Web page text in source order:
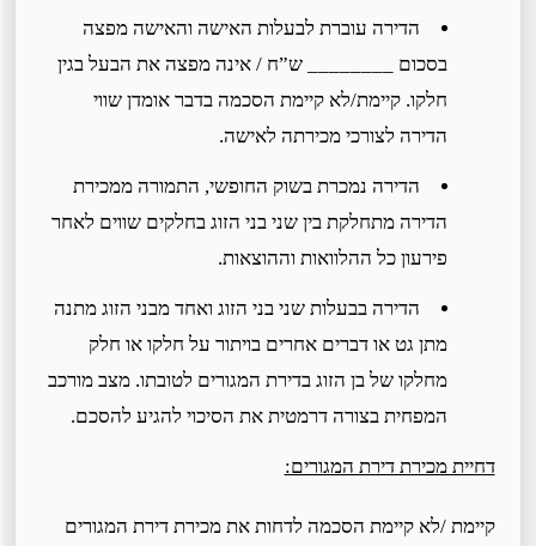
הדירה עוברת לבעלות האישה והאישה מפצה
בסכום ________ ש”ח / אינה מפצה את הבעל בגין
חלקו. קיימת/לא קיימת הסכמה בדבר אומדן שווי
הדירה לצורכי מכירתה לאישה.
הדירה נמכרת בשוק החופשי, התמורה ממכירת
הדירה מתחלקת בין שני בני הזוג בחלקים שווים לאחר
פירעון כל ההלוואות וההוצאות.
הדירה בבעלות שני בני הזוג ואחד מבני הזוג מתנה
מתן גט או דברים אחרים בויתור על חלקו או חלק
מחלקו של בן הזוג בדירת המגורים לטובתו. מצב מורכב
המפחית בצורה דרמטית את הסיכוי להגיע להסכם.
דחיית מכירת דירת המגורים:
קיימת /לא קיימת הסכמה לדחות את מכירת דירת המגורים